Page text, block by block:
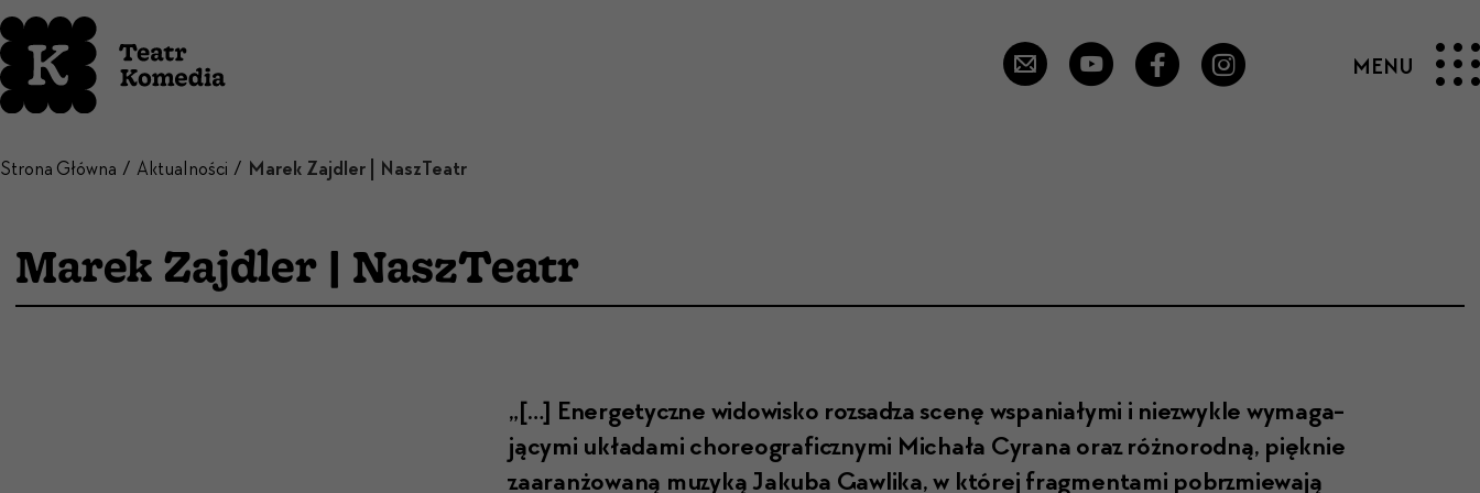
Strona Główna Aktualności Marek Zajdler | NaszTeatr
Marek Zajdler | NaszTeatr
„[…] Ener­gety­czne wid­owisko rozsadza scenę wspani­ały­mi i niezwyk­le wyma­ga­
ją­cy­mi układa­mi chore­ograficzny­mi Michała Cyrana oraz różnorod­ną, pięknie
zaaranżowaną muzyką Jaku­ba Gaw­li­ka, w której frag­men­ta­mi pobrzmiewa­ją